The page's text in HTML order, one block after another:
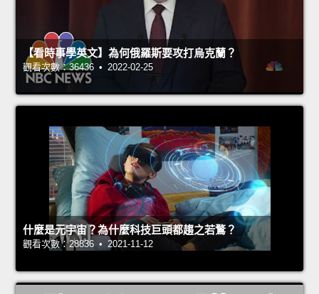
【看時事學英文】為何俄羅斯要攻打烏克蘭？
觀看次數：36436 • 2022-02-25
什麼是元宇宙？為什麼科技巨頭都趨之若鶩？
觀看次數：28836 • 2021-11-12